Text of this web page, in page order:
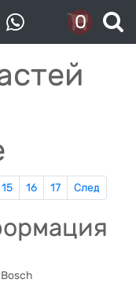
0
15 16 17 След
Bosch